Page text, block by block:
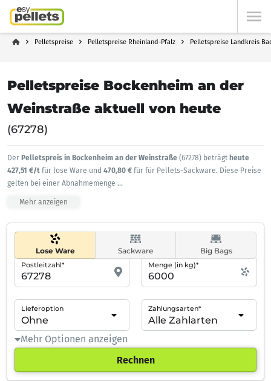
Pelletspreise Pelletspreise Rheinland-Pfalz Pelletspreise Landkreis
Pelletspreise Bockenheim an der
Weinstraße aktuell von heute
(67278)
Der Pelletspreis in Bockenheim an der Weinstraße (67278) beträgt heute
427,51 €/t für lose Ware und 470,80 € für für Pellets-Sackware. Diese Preise
gelten bei einer Abnahmemenge ...
Mehr anzeigen
Lose Ware Sackware Big Bags
Postleitzahl* Menge (in kg)*
Lieferoption Zahlungsarten*
Mehr Optionen anzeigen
Rechnen